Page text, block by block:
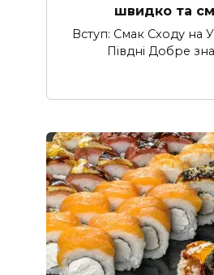
швидко та
Вступ: Смак Сходу на
Півдні Добре